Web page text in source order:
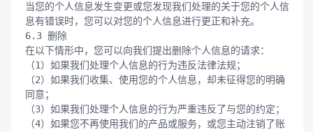
当您的个人信息发生变更或您发现我们处理的关于您的个人信
息有错误时，您可以对您的个人信息进行更正和补充。
6.3 删除
在以下情形中，您可以向我们提出删除个人信息的请求：
（1）如果我们处理个人信息的行为违反法律法规；
（2）如果我们收集、使用您的个人信息，却未征得您的明确
同意；
（3）如果我们处理个人信息的行为严重违反了与您的约定；
（4）如果您不再使用我们的产品或服务，或您主动注销了账